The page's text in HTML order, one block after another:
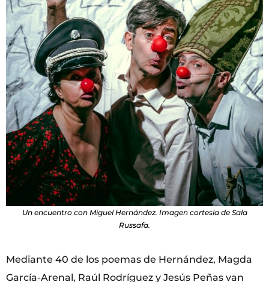
Un encuentro con Miguel Hernández. Imagen cortesía de Sala
Russafa.
Mediante 40 de los poemas de Hernández, Magda
García-Arenal, Raúl Rodríguez y Jesús Peñas van